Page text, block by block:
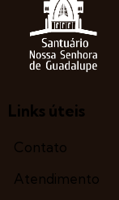
Links úteis
Contato
Atendimento